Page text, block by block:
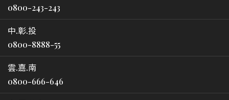
0800-243-243
中.彰.投
0800-8888-55
雲.嘉.南
0800-666-646